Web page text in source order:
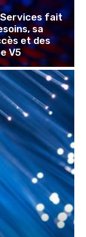
fait
sa
et des
V5